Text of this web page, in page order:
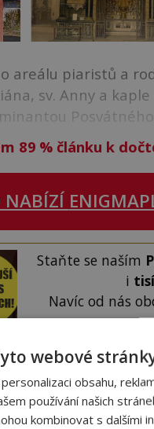
areálu piaristů a
sv. Anny a
Posvátného
89 %článku k
NABÍZÍ
Staňte se naším
i
Navíc od nás
webové
personalizaci obsahu,
používání našich
kombinovat s dalšími